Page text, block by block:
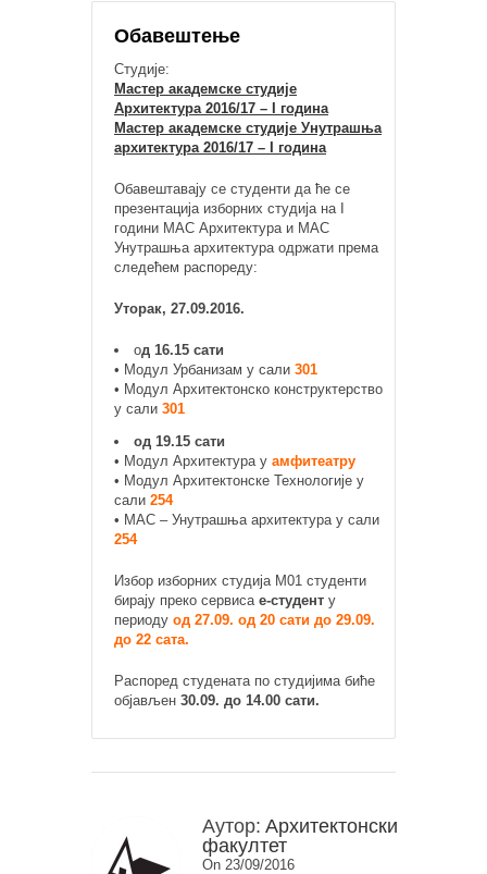
Обавештење
Студије:
Мастер академске студије
Архитектура 2016/17 – I година
Мастер академске студије Унутрашња
архитектура 2016/17 – I година
Обавештавају се студенти да ће се
презентација изборних студија на I
години МАС Архитектура и МАС
Унутрашња архитектура одржати према
следећем распореду:
Уторак, 27.09.2016.
од 16.15 сати
• Модул Урбанизам у сали 301
• Модул Архитектонско конструктерство
у сали 301
од 19.15 сати
• Модул Архитектура у амфитеатру
• Модул Архитектонске Технологије у
сали 254
• МАС – Унутрашња архитектура у сали
254
Избор изборних студија М01 студенти
бирају преко сервиса е-студент у
периоду од 27.09. од 20 сати до 29.09.
до 22 сата.
Распоред студената по студијима биће
објављен 30.09. до 14.00 сати.
Аутор: Архитектонски
факултет
On 23/09/2016